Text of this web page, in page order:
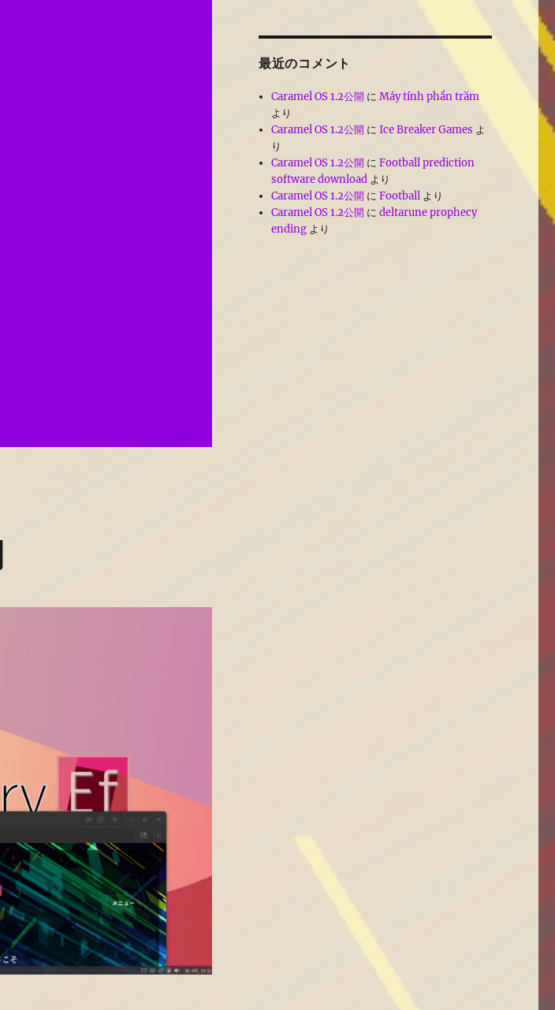
最近のコメント
Caramel OS 1.2公開 にMáy tính phần trăm
より
Caramel OS 1.2公開 にIce Breaker Games よ
り
Caramel OS 1.2公開 にFootball prediction
software download より
Caramel OS 1.2公開 にFootball より
Caramel OS 1.2公開 にdeltarune prophecy
ending より